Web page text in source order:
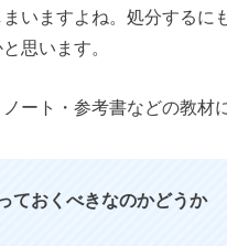
いますよね。処分するに
思います。
ート・参考書などの教材
ておくべきなのかどうか